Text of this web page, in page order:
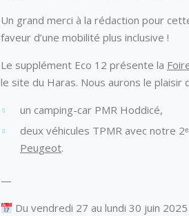
Un grand merci à la rédaction pour
faveur d’une mobilité plus inclusive !
Le supplément Eco 12 présente la
le site du Haras. Nous aurons le plaisir
un camping-car PMR Hoddicé,
deux véhicules TPMR avec notre
Peugeot.
—
Du vendredi 27 au lundi 30 juin 2025